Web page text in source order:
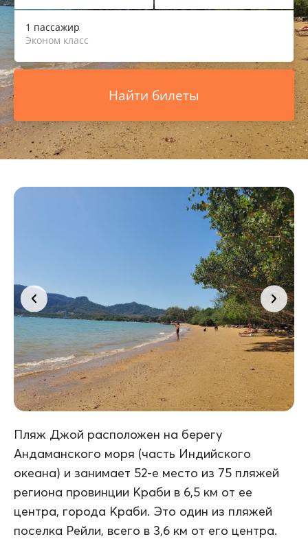
1 пассажир
Эконом класс
Найти билеты
Пляж Джой расположен на берегу
Андаманского моря (часть Индийского
океана) и занимает 52-е место из 75 пляжей
региона провинции Краби в 6,5 км от ее
центра, города Краби. Это один из пляжей
поселка Рейли, всего в 3,6 км от его центра.